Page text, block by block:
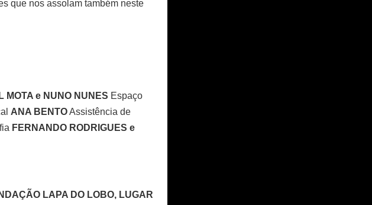
que nos assolam também neste
MOTA e NUNO NUNES Espaço
ANA BENTOAssistência de
FERNANDO RODRIGUES e
LAPA DO LOBO, LUGAR